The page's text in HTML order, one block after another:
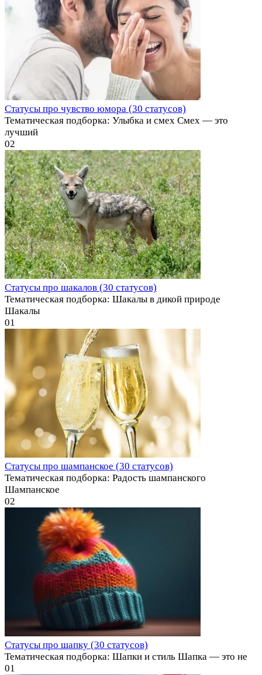
Статусы про чувство юмора (30 статусов)
Тематическая подборка: Улыбка и смех Смех — это
лучший
02
Статусы про шакалов (30 статусов)
Тематическая подборка: Шакалы в дикой природе
Шакалы
01
Статусы про шампанское (30 статусов)
Тематическая подборка: Радость шампанского
Шампанское
02
Статусы про шапку (30 статусов)
Тематическая подборка: Шапки и стиль Шапка — это не
01